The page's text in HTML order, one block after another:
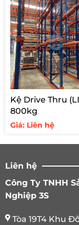
Kệ Drive Thru
800kg
Giá: Liên hệ
Liên hệ
Công Ty TNHH
Nghiệp 3S
Tòa 19T4 Khu